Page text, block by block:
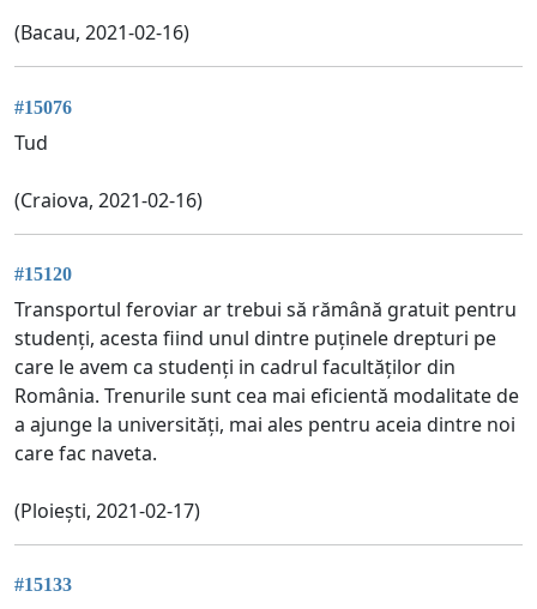
(Bacau, 2021-02-16)
#15076
Tud
(Craiova, 2021-02-16)
#15120
Transportul feroviar ar trebui să rămână gratuit pentru
studenți, acesta fiind unul dintre puținele drepturi pe
care le avem ca studenți in cadrul facultăților din
România. Trenurile sunt cea mai eficientă modalitate de
a ajunge la universități, mai ales pentru aceia dintre noi
care fac naveta.
(Ploiești, 2021-02-17)
#15133